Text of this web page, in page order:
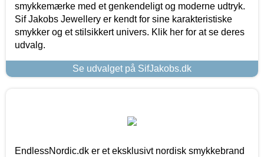
smykkemærke med et genkendeligt og moderne udtryk.
Sif Jakobs Jewellery er kendt for sine karakteristiske
smykker og et stilsikkert univers. Klik her for at se deres
udvalg.
Se udvalget på SifJakobs.dk
EndlessNordic.dk er et eksklusivt nordisk smykkebrand